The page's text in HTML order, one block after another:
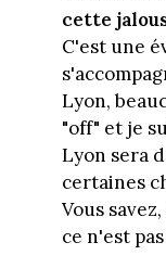
cette
C'est une
Lyon,
"off" et je
Lyon sera
certaines
Vous
ce n'est